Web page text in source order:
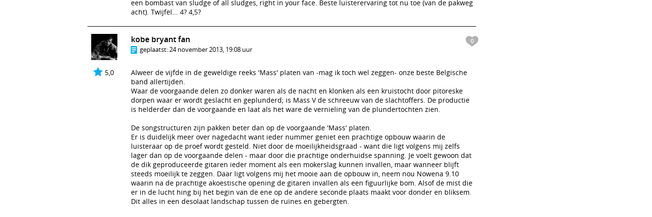
een bombast van sludge of all sludges, right in your face. Beste luisterervaring tot nu toe (van de pakweg
acht). Twijfel... 4? 4,5?
5,0
0
kobe bryant fan
geplaatst:24 november 2013, 19:08 uur
Alweer de vijfde in de geweldige reeks 'Mass' platen van -mag ik toch wel zeggen- onze beste Belgische
band allertijden.
Waar de voorgaande delen zo donker waren als de nacht en klonken als een kruistocht door pitoreske
dorpen waar er wordt geslacht en geplunderd; is Mass V de schreeuw van de slachtoffers. De productie
is helderder dan de voorgaande en laat als het ware de vernieling van de plundertochten zien.
De songstructuren zijn pakken beter dan op de voorgaande 'Mass' platen.
Er is duidelijk meer over nagedacht want ieder nummer geniet een prachtige opbouw waarin de
luisteraar op de proef wordt gesteld. Niet door de moeilijkheidsgraad - want die ligt volgens mij zelfs
lager dan op de voorgaande delen - maar door die prachtige onderhuidse spanning. Je voelt gewoon dat
de dik geproduceerde gitaren ieder moment als een mokerslag kunnen invallen, maar wanneer blijft
steeds moeilijk te zeggen. Daar ligt volgens mij het mooie aan de opbouw in, neem nou Nowena 9.10
waarin na de prachtige akoestische opening de gitaren invallen als een figuurlijke bom. Alsof de mist die
er in de lucht hing bij het begin van de ene op de andere seconde plaats maakt voor donder en bliksem.
Dit alles in een desolaat landschap tussen de ruïnes en gebergten.